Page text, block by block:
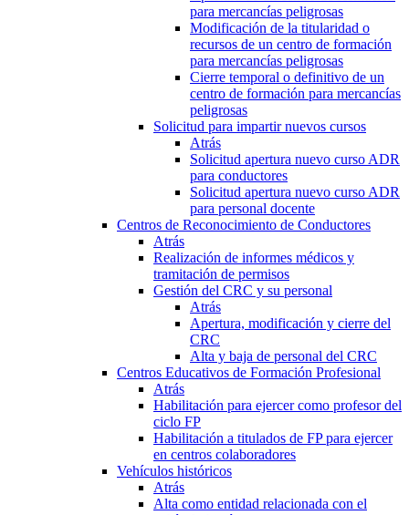
para mercancías peligrosas
Modificación de la titularidad o
recursos de un centro de formación
para mercancías peligrosas
Cierre temporal o definitivo de un
centro de formación para mercancías
peligrosas
Solicitud para impartir nuevos cursos
Atrás
Solicitud apertura nuevo curso ADR
para conductores
Solicitud apertura nuevo curso ADR
para personal docente
Centros de Reconocimiento de Conductores
Atrás
Realización de informes médicos y
tramitación de permisos
Gestión del CRC y su personal
Atrás
Apertura, modificación y cierre del
CRC
Alta y baja de personal del CRC
Centros Educativos de Formación Profesional
Atrás
Habilitación para ejercer como profesor del
ciclo FP
Habilitación a titulados de FP para ejercer
en centros colaboradores
Vehículos históricos
Atrás
Alta como entidad relacionada con el